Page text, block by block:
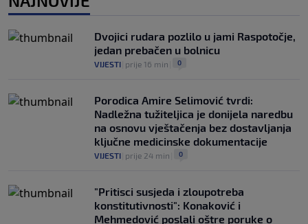
javnu podršku jednog nogometnog
saveza, ali i jednu kritiku
NOGOMET 0
Dvojici rudara pozlilo u jami Raspotočje,
jedan prebačen u bolnicu
VIJESTI prije 16 min 0
Porodica Amire Selimović tvrdi:
Nadležna tužiteljica je donijela naredbu
na osnovu vještačenja bez dostavljanja
ključne medicinske dokumentacije
VIJESTI prije 24 min 0
"Pritisci susjeda i zloupotreba
konstitutivnosti": Konaković i
Mehmedović poslali oštre poruke o